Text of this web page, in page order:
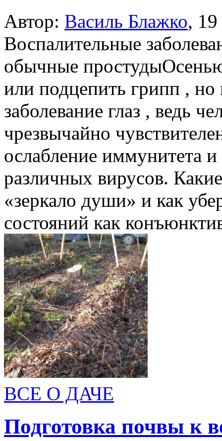
Автор: Василь Блажко,
Воспалительные
обычные
или подцепить грипп , но
заболевание глаз , ведь
чрезвычайно
ослабление иммунитета
различных вирусов.
«зеркало души» и как
состояний как
ВСЕ О ДАЧЕ
Подготовка почвы к